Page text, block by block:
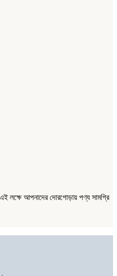
লক্ষে আপনাদের দোরগোড়ায় পণ্য সামগ্রি